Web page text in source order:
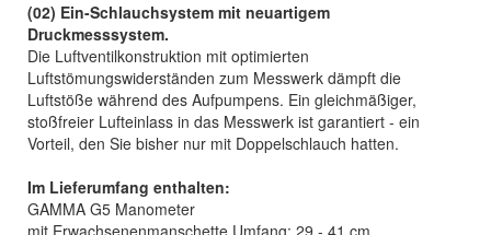
(02) Ein-Schlauchsystem mit neuartigem
Druckmesssystem.
Die Luftventilkonstruktion mit optimierten
Luftstömungswiderständen zum Messwerk dämpft die
Luftstöße während des Aufpumpens. Ein gleichmäßiger,
stoßfreier Lufteinlass in das Messwerk ist garantiert - ein
Vorteil, den Sie bisher nur mit Doppelschlauch hatten.
Im Lieferumfang enthalten:
GAMMA G5 Manometer
mit Erwachsenenmanschette Umfang: 29 - 41 cm